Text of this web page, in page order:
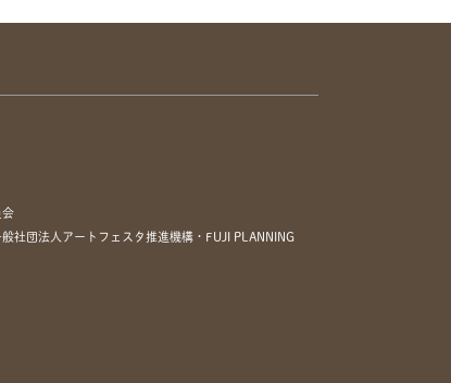
会
社団法人アートフェスタ推進機構・FUJI PLANNING